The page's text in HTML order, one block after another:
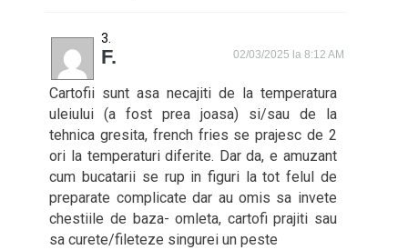
F. 02/03/2025 la 8:12 AM
Cartofii sunt asa necajiti de la temperatura
uleiului (a fost prea joasa) si/sau de la
tehnica gresita, french fries se prajesc de 2
ori la temperaturi diferite. Dar da, e amuzant
cum bucatarii se rup in figuri la tot felul de
preparate complicate dar au omis sa invete
chestiile de baza- omleta, cartofi prajiti sau
sa curete/fileteze singurei un peste